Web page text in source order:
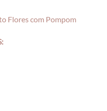
Flores com Pompom